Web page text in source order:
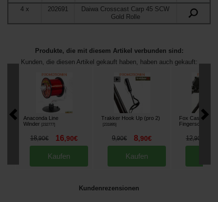
4x 202691
Daiwa Crosscast Carp 45 SCW
Gold Rolle
Produkte, die mit diesem Artikel verbunden sind:
Kunden, die diesen Artikel gekauft haben, haben auch gekauft:
Anaconda Line
Winder [232777]
18,90€ 16,90€
Kaufen
Trakker Hook Up (pro 2)
[231895]
9,90€ 8,90€
Kaufen
Fox Casting
Fingerschützer
12,90
Kundenrezensionen